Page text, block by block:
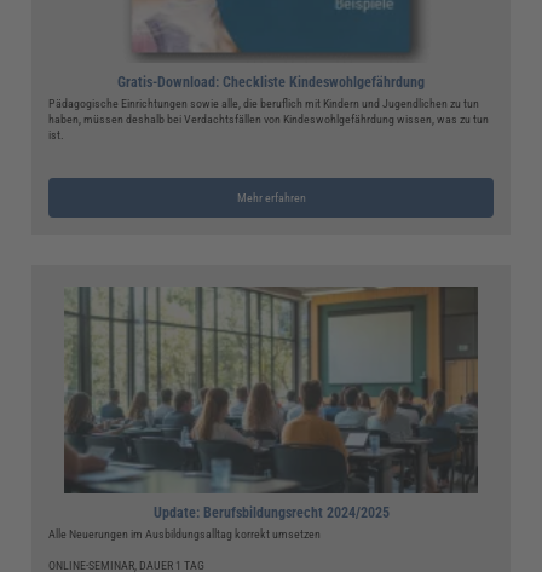
Gratis-Download: Checkliste Kindeswohlgefährdung
Pädagogische Einrichtungen sowie alle, die beruflich mit Kindern und Jugendlichen zu tun
haben, müssen deshalb bei Verdachtsfällen von Kindeswohlgefährdung wissen, was zu tun
ist.
Mehr erfahren
Update: Berufsbildungsrecht 2024/2025
Alle Neuerungen im Ausbildungsalltag korrekt umsetzen
ONLINE-SEMINAR, DAUER 1 TAG